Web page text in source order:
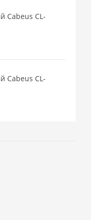
Cabeus CL-
Cabeus CL-